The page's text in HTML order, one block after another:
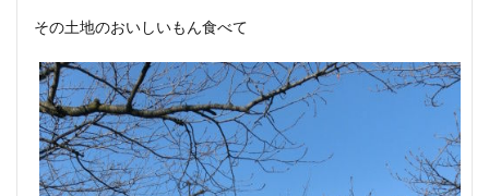
その土地のおいしいもん食べて